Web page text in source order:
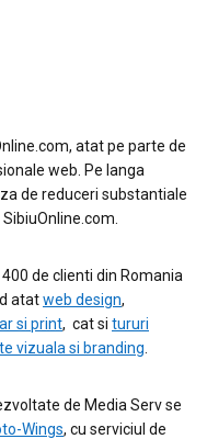
atat pe parte de
web. Pe langa
de reduceri substantiale
de clienti din Romania
atatweb design,
si print, cat si tururi
vizuala si branding
de Media Serv se
Wings, cu serviciul de